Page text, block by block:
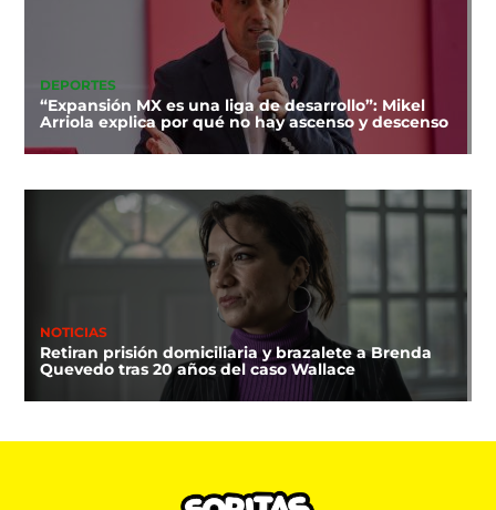
DEPORTES
“Expansión MX es una liga de desarrollo”: Mikel
Arriola explica por qué no hay ascenso y descenso
NOTICIAS
Retiran prisión domiciliaria y brazalete a Brenda
Quevedo tras 20 años del caso Wallace